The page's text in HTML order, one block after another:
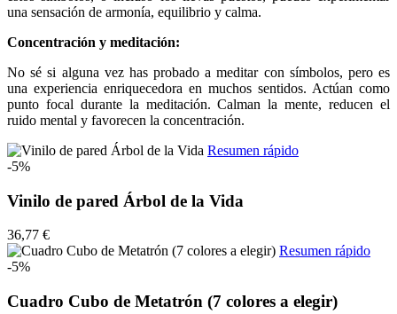
una sensación de armonía, equilibrio y calma.
Concentración y meditación:
No sé si alguna vez has probado a meditar con símbolos, pero es
una experiencia enriquecedora en muchos sentidos. Actúan como
punto focal durante la meditación. Calman la mente, reducen el
ruido mental y favorecen la concentración.
Resumen rápido
-5%
Vinilo de pared Árbol de la Vida
36,77 €
Resumen rápido
-5%
Cuadro Cubo de Metatrón (7 colores a elegir)